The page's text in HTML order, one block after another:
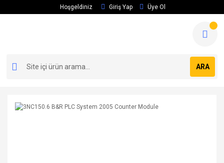
Hoşgeldiniz Giriş Yap Üye Ol
ARA